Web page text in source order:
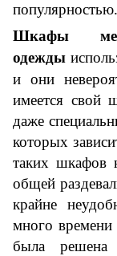
популярностью.
Шкафы
одежды
и они
имеется свой
даже
которых
такихшкафов
общей
крайне
много
была решена